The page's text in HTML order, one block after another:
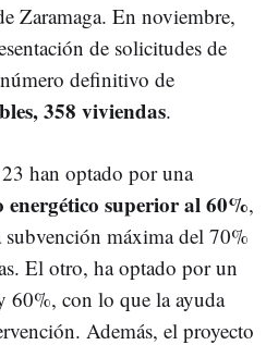
Zaramaga. En noviembre,
de solicitudes de
definitivo de
358 viviendas.
han optado por una
energético superior al 60%,
subvención máxima del 70%
El otro, ha optado por un
60%, con lo que la ayuda
Además, el proyecto